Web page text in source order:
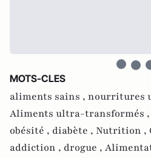
MOTS-CLES
aliments sains , nourritures
Aliments ultra-transformés ,
obésité , diabète , Nutrition ,
addiction , drogue ,